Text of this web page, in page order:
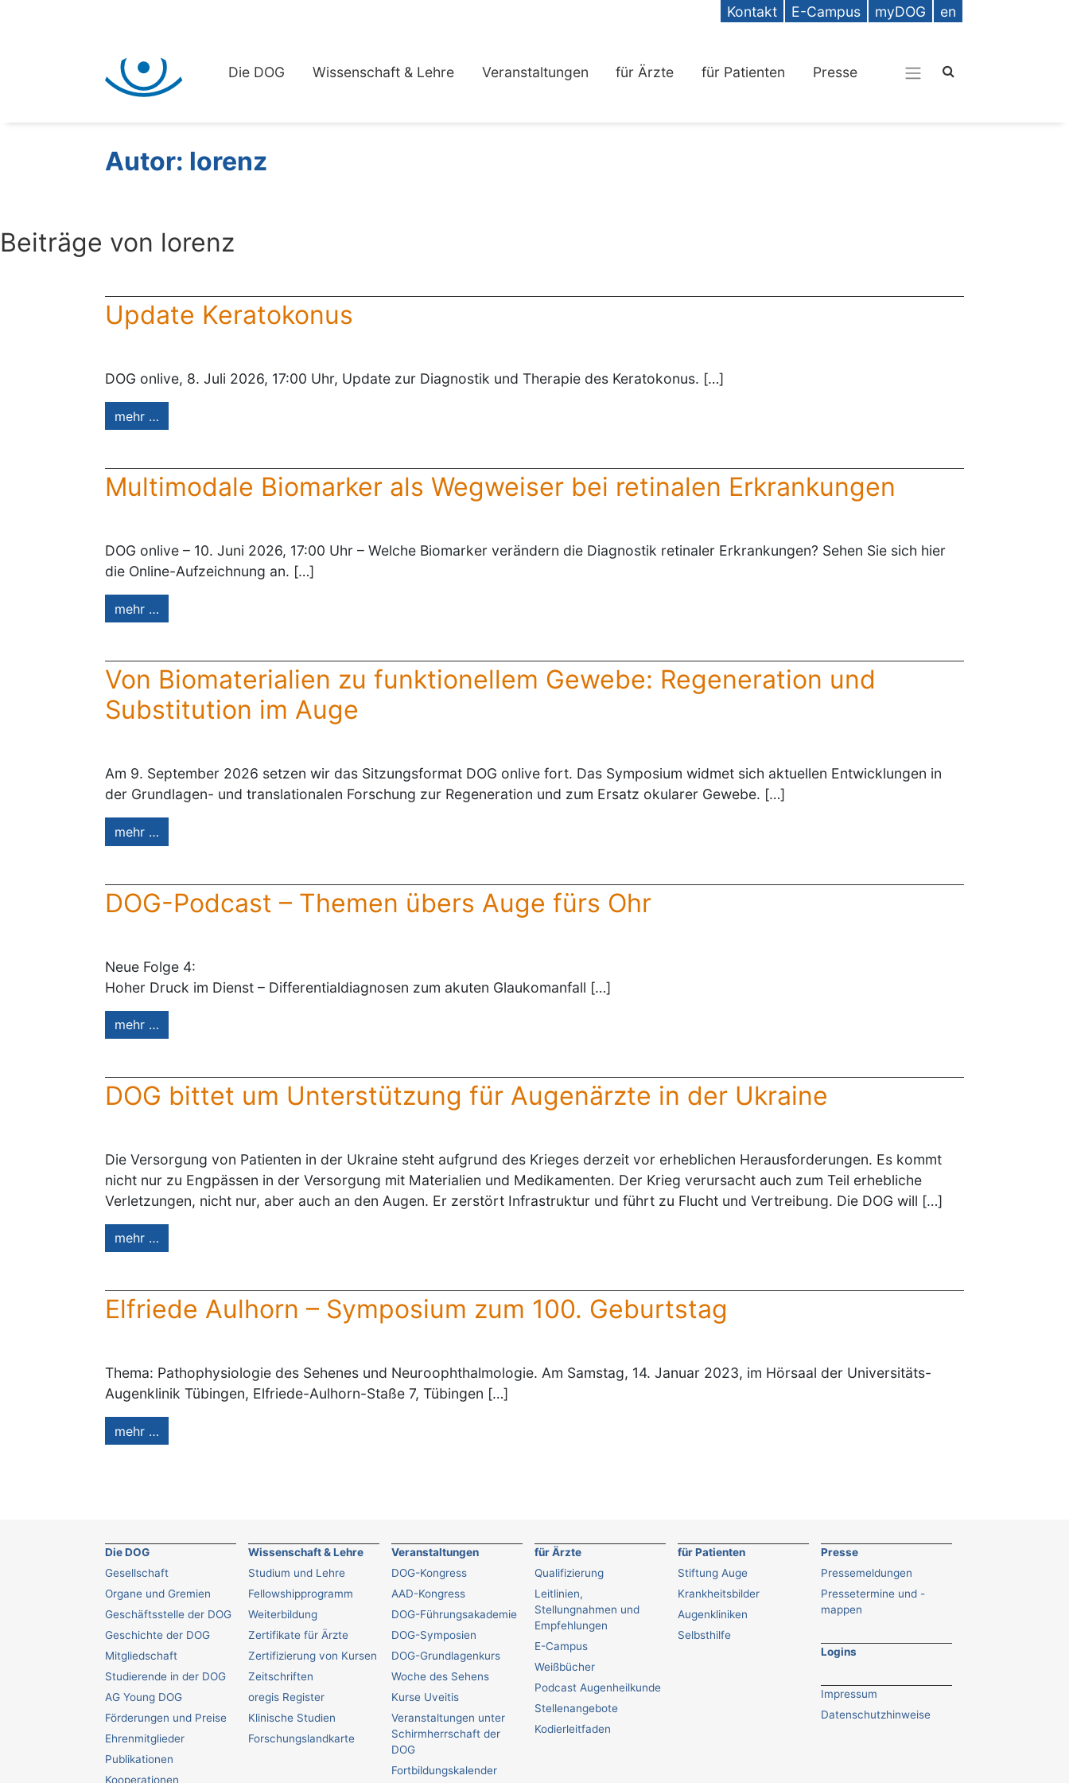
Kontakt E-Campus myDOG en
Die DOG Wissenschaft & Lehre Veranstaltungen für Ärzte für Patienten Presse
Autor: lorenz
Beiträge von lorenz
Update Keratokonus
DOG onlive, 8. Juli 2026, 17:00 Uhr, Update zur Diagnostik und Therapie des Keratokonus. […]
mehr …
Multimodale Biomarker als Wegweiser bei retinalen Erkrankungen
DOG onlive – 10. Juni 2026, 17:00 Uhr – Welche Biomarker verändern die Diagnostik retinaler Erkrankungen? Sehen Sie sich hier
die Online-Aufzeichnung an. […]
mehr …
Von Biomaterialien zu funktionellem Gewebe: Regeneration und
Substitution im Auge
Am 9. September 2026 setzen wir das Sitzungsformat DOG onlive fort. Das Symposium widmet sich aktuellen Entwicklungen in
der Grundlagen- und translationalen Forschung zur Regeneration und zum Ersatz okularer Gewebe. […]
mehr …
DOG-Podcast – Themen übers Auge fürs Ohr
Neue Folge 4:
Hoher Druck im Dienst – Differentialdiagnosen zum akuten Glaukomanfall […]
mehr …
DOG bittet um Unterstützung für Augenärzte in der Ukraine
Die Versorgung von Patienten in der Ukraine steht aufgrund des Krieges derzeit vor erheblichen Herausforderungen. Es kommt
nicht nur zu Engpässen in der Versorgung mit Materialien und Medikamenten. Der Krieg verursacht auch zum Teil erhebliche
Verletzungen, nicht nur, aber auch an den Augen. Er zerstört Infrastruktur und führt zu Flucht und Vertreibung. Die DOG will […]
mehr …
Elfriede Aulhorn – Symposium zum 100. Geburtstag
Thema: Pathophysiologie des Sehenes und Neuroophthalmologie. Am Samstag, 14. Januar 2023, im Hörsaal der Universitäts-
Augenklinik Tübingen, Elfriede-Aulhorn-Staße 7, Tübingen […]
mehr …
Die DOG
Gesellschaft
Organe und Gremien
Geschäftsstelle der DOG
Geschichte der DOG
Mitgliedschaft
Studierende in der DOG
AG Young DOG
Förderungen und Preise
Ehrenmitglieder
Publikationen
Kooperationen
Wissenschaft & Lehre
Studium und Lehre
Fellowshipprogramm
Weiterbildung
Zertifikate für Ärzte
Zertifizierung von Kursen
Zeitschriften
oregis Register
Klinische Studien
Forschungslandkarte
Veranstaltungen
DOG-Kongress
AAD-Kongress
DOG-Führungsakademie
DOG-Symposien
DOG-Grundlagenkurs
Woche des Sehens
Kurse Uveitis
Veranstaltungen unter
Schirmherrschaft der
DOG
Fortbildungskalender
für Ärzte
Qualifizierung
Leitlinien,
Stellungnahmen und
Empfehlungen
E-Campus
Weißbücher
Podcast Augenheilkunde
Stellenangebote
Kodierleitfaden
für Patienten
Stiftung Auge
Krankheitsbilder
Augenkliniken
Selbsthilfe
Presse
Pressemeldungen
Pressetermine und -
mappen
Logins
Impressum
Datenschutzhinweise